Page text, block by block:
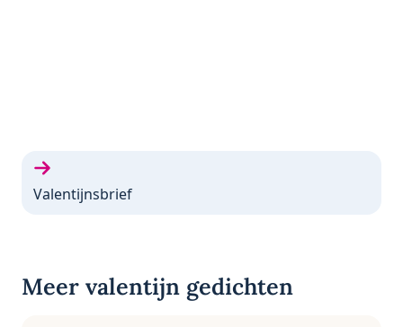
Volgende gedicht:
Valentijnsbrief
Meer valentijn gedichten